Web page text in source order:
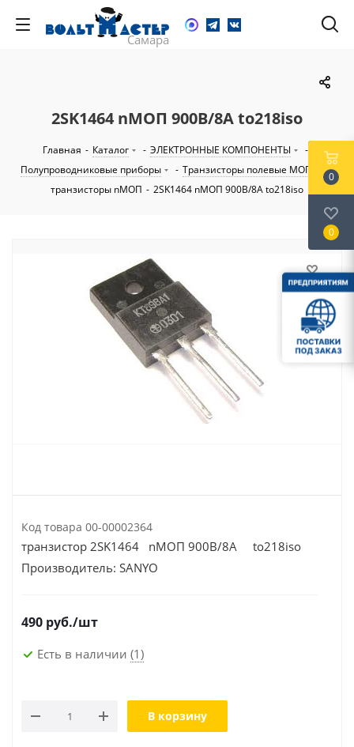
2SK1464 nМОП 900В/8А to218iso
Главная - Каталог - ЭЛЕКТРОННЫЕ КОМПОНЕНТЫ
-
Полупроводниковые приборы
- Транзисторы полевые МОП
-
транзисторы nМОП - 2SK1464 nМОП 900В/8А to218iso
Код товара 00-00002364
транзистор 2SK1464 nМОП 900В/8А to218iso
Производитель: SANYO
490 руб./шт
Есть в наличии (1)
В корзину
0
0